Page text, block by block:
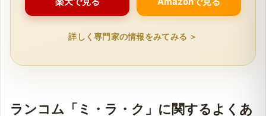
詳しく専門家の情報をみてみる ＞
ランコム「ミ・ラ・ク」に関するよくあ